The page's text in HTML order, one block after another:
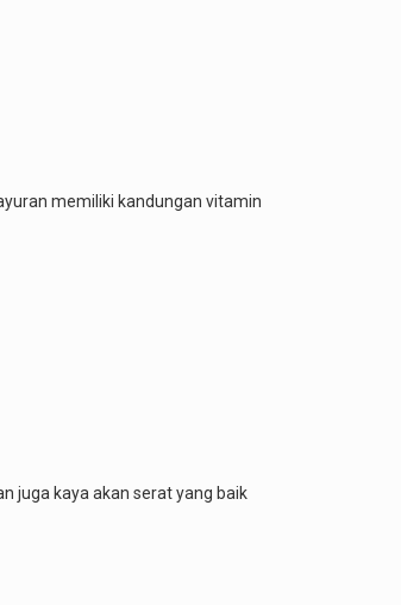
memiliki kandungan vitamin
juga kaya akan serat yang baik